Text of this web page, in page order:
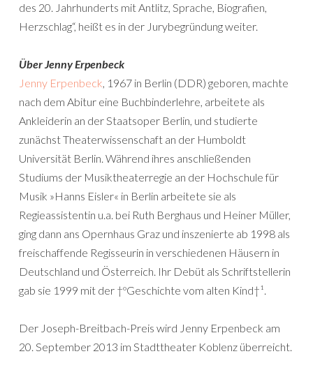
des 20. Jahrhunderts mit Antlitz, Sprache, Biografien,
Herzschlag“, heißt es in der Jurybegründung weiter.
Über Jenny Erpenbeck
Jenny Erpenbeck, 1967 in Berlin (DDR) geboren, machte
nach dem Abitur eine Buchbinderlehre, arbeitete als
Ankleiderin an der Staatsoper Berlin, und studierte
zunächst Theaterwissenschaft an der Humboldt
Universität Berlin. Während ihres anschließenden
Studiums der Musiktheaterregie an der Hochschule für
Musik »Hanns Eisler« in Berlin arbeitete sie als
Regieassistentin u.a. bei Ruth Berghaus und Heiner Müller,
ging dann ans Opernhaus Graz und inszenierte ab 1998 als
freischaffende Regisseurin in verschiedenen Häusern in
Deutschland und Österreich. Ihr Debüt als Schriftstellerin
gab sie 1999 mit der †ºGeschichte vom alten Kind†¹.
Der Joseph-Breitbach-Preis wird Jenny Erpenbeck am
20. September 2013 im Stadttheater Koblenz überreicht.